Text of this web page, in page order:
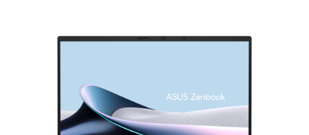
MREŽNA OPREMA